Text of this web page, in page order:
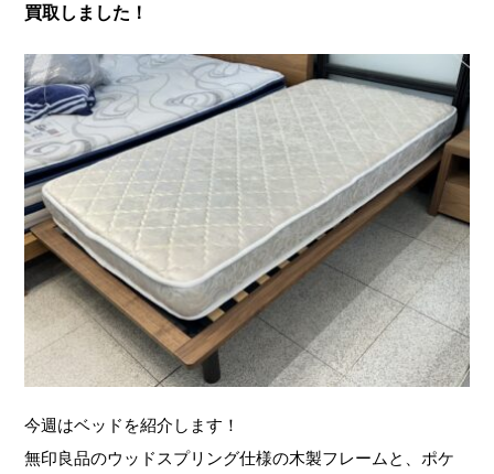
買取しました！
今週はベッドを紹介します！
無印良品のウッドスプリング仕様の木製フレームと、ポケ